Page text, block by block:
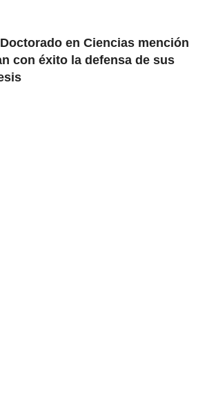
en Ciencias mención
con éxito la defensa de sus